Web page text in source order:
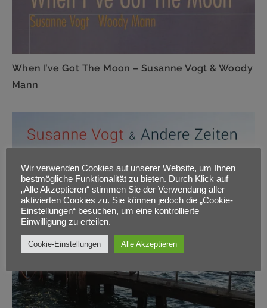
When I’ve Got The Moon – Susanne Vogt & Woody
Mann
Wir verwenden Cookies auf unserer Website, um Ihnen
bestmögliche Funktionalität zu bieten. Durch Klick auf
„Alle Akzeptieren“ stimmen Sie der Verwendung aller
aktivierten Cookies zu. Sie können jedoch die „Cookie-
Einstellungen“ besuchen, um eine kontrollierte
Einwilligung zu erteilen.
Cookie-Einstellungen Alle Akzeptieren